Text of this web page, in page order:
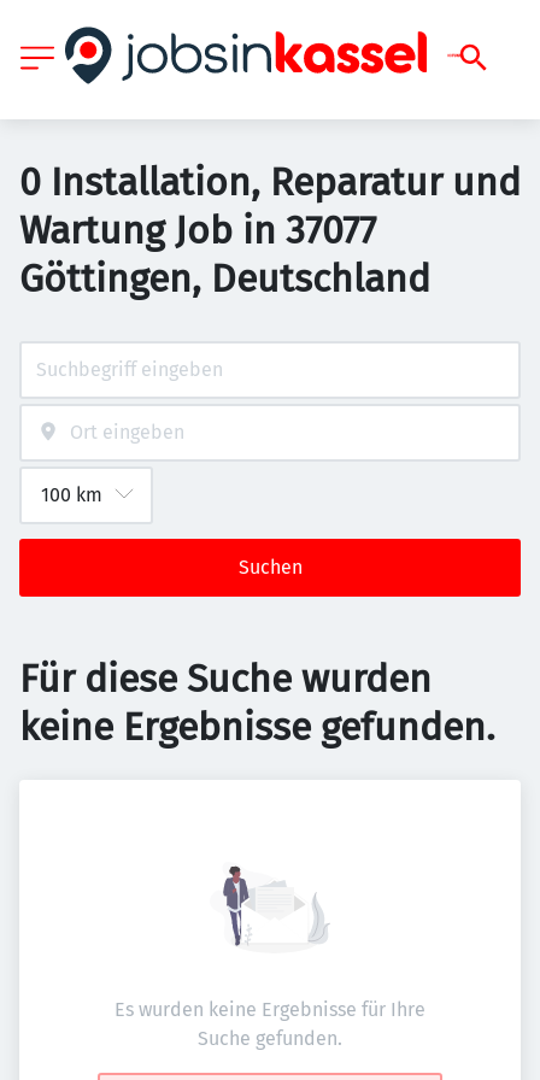
0 Installation, Reparatur und
Wartung Job in 37077
Göttingen, Deutschland
Suchen
Für diese Suche wurden
keine Ergebnisse gefunden.
Es wurden keine Ergebnisse für Ihre
Suche gefunden.